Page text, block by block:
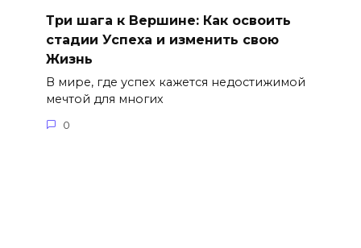
Три шага к Вершине: Как освоить
стадии Успеха и изменить свою
Жизнь
В мире, где успех кажется недостижимой
мечтой для многих
0